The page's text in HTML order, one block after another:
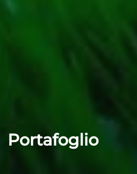
Portafoglio